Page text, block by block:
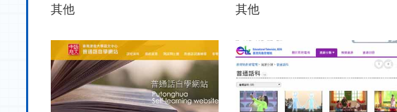
其他 其他